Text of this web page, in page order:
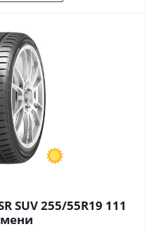
SUV 255/55R19 111